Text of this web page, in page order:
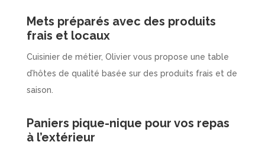
Mets préparés avec des produits
frais et locaux
Cuisinier de métier, Olivier vous propose une table
d’hôtes de qualité basée sur des produits frais et de
saison.
Paniers pique-nique pour vos repas
à l’extérieur